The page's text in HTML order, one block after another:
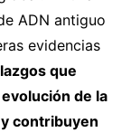
ADN antiguo
evidencias
que
de la
contribuyen